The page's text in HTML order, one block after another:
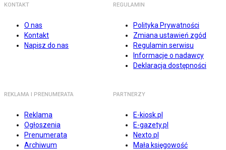
KONTAKT
O nas
Kontakt
Napisz do nas
REGULAMIN
Polityka Prywatności
Zmiana ustawień zgód
Regulamin serwisu
Informacje o nadawcy
Deklaracja dostępności
REKLAMA I PRENUMERATA
Reklama
Ogłoszenia
Prenumerata
Archiwum
PARTNERZY
E-kiosk.pl
E-gazety.pl
Nexto.pl
Mała księgowość